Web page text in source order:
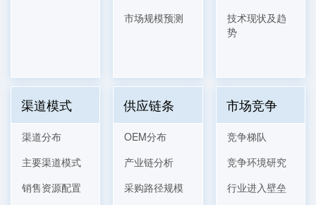
市场规模预测
技术现状及趋
势
渠道模式
渠道分布
主要渠道模式
销售资源配置
供应链条
OEM分布
产业链分析
采购路径规模
市场竞争
竞争梯队
竞争环境研究
行业进入壁垒